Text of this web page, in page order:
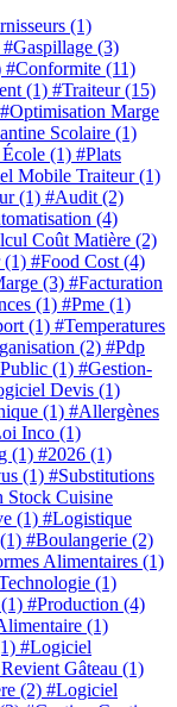
(1)
#Gaspillage (3)
#Conformite (11)
(1) #Traiteur(15)
#Optimisation Marge
Scolaire (1)
(1) #Plats
Mobile Traiteur(1)
(1) #Audit (2)
(4)
Coût Matière (2)
(1) #Food Cost (4)
(3) #Facturation
(1) #Pme (1)
(1) #Temperatures
(2) #Pdp
(1) #Gestion-
Devis (1)
(1) #Allergènes
Inco (1)
(1) #2026 (1)
(1) #Substitutions
Stock Cuisine
(1) #Logistique
(1) #Boulangerie (2)
Alimentaires (1)
(1)
(1) #Production (4)
(1)
#Logiciel
Gâteau (1)
(2) #Logiciel